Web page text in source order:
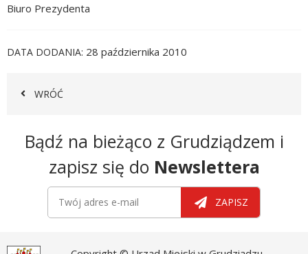
Biuro Prezydenta
DATA DODANIA 28 października 2010
WRÓĆ
Newsletter
Bądź na bieżąco z Grudziądzem i
zapisz się do Newslettera
Newsletter
Twój adres e-mail
ZAPISZ